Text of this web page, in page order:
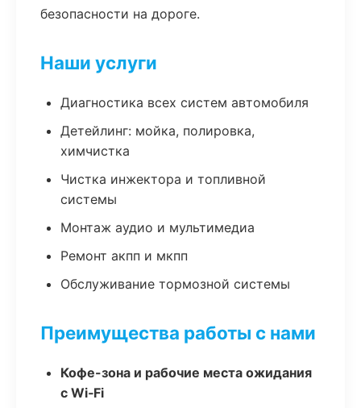
безопасности на дороге.
Наши услуги
Диагностика всех систем автомобиля
Детейлинг: мойка, полировка,
химчистка
Чистка инжектора и топливной
системы
Монтаж аудио и мультимедиа
Ремонт акпп и мкпп
Обслуживание тормозной системы
Преимущества работы с нами
Кофе-зона и рабочие места ожидания
с Wi‑Fi